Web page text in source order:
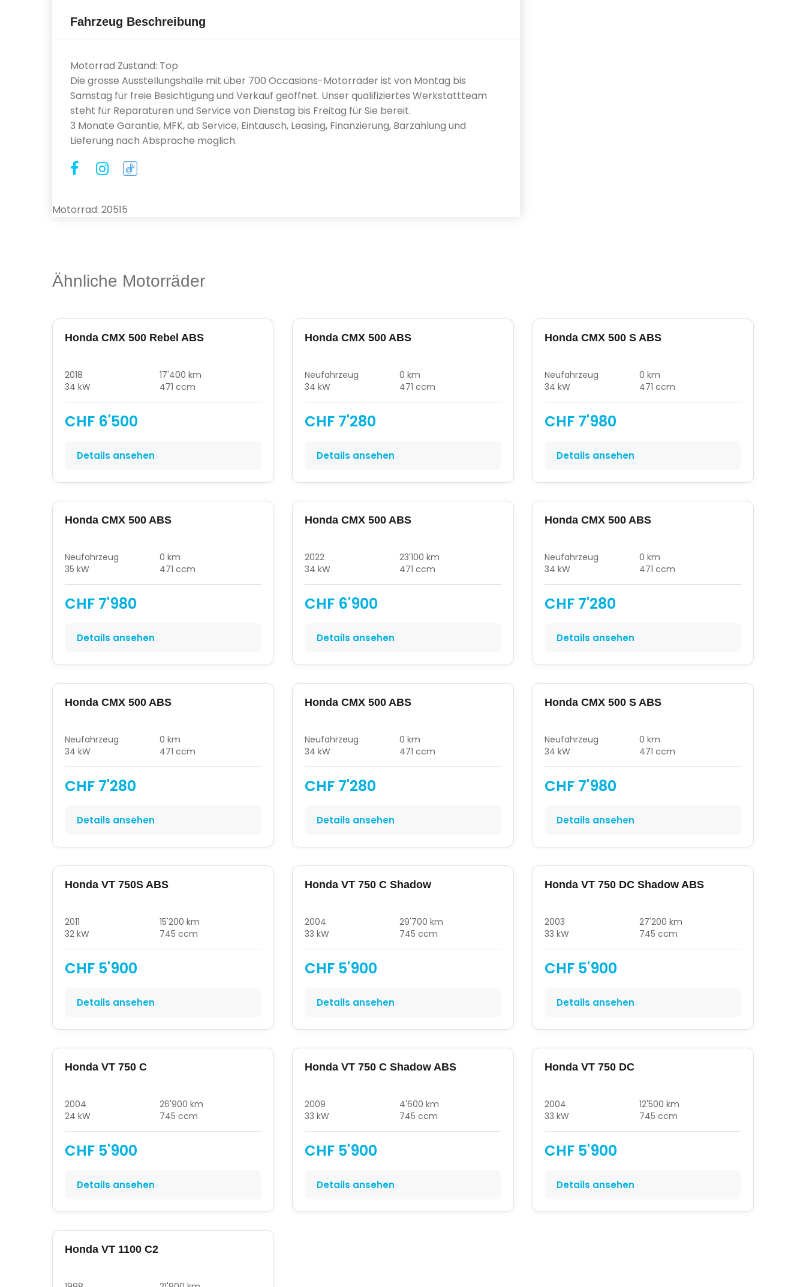
Fahrzeug Beschreibung
Motorrad Zustand: Top
Die grosse Ausstellungshalle mit über 700 Occasions-Motorräder ist von Montag bis
Samstag für freie Besichtigung und Verkauf geöffnet. Unser qualifiziertes Werkstattteam
steht für Reparaturen und Service von Dienstag bis Freitag für Sie bereit.
3 Monate Garantie, MFK, ab Service, Eintausch, Leasing, Finanzierung, Barzahlung und
Lieferung nach Absprache möglich.
Motorrad: 20515
Ähnliche Motorräder
Honda CMX 500 Rebel ABS
2018
17'400 km
34 kW
471 ccm
CHF 6'500
Details ansehen
Honda CMX 500 ABS
Neufahrzeug
0 km
34 kW
471 ccm
CHF 7'280
Details ansehen
Honda CMX 500 S ABS
Neufahrzeug
0 km
34 kW
471 ccm
CHF 7'980
Details ansehen
Honda CMX 500 ABS
Neufahrzeug
0 km
35 kW
471 ccm
CHF 7'980
Details ansehen
Honda CMX 500 ABS
2022
23'100 km
34 kW
471 ccm
CHF 6'900
Details ansehen
Honda CMX 500 ABS
Neufahrzeug
0 km
34 kW
471 ccm
CHF 7'280
Details ansehen
Honda CMX 500 ABS
Neufahrzeug
0 km
34 kW
471 ccm
CHF 7'280
Details ansehen
Honda CMX 500 ABS
Neufahrzeug
0 km
34 kW
471 ccm
CHF 7'280
Details ansehen
Honda CMX 500 S ABS
Neufahrzeug
0 km
34 kW
471 ccm
CHF 7'980
Details ansehen
Honda VT 750S ABS
2011
15'200 km
32 kW
745 ccm
CHF 5'900
Details ansehen
Honda VT 750 C Shadow
2004
29'700 km
33 kW
745 ccm
CHF 5'900
Details ansehen
Honda VT 750 DC Shadow ABS
2003
27'200 km
33 kW
745 ccm
CHF 5'900
Details ansehen
Honda VT 750 C
2004
26'900 km
24 kW
745 ccm
CHF 5'900
Details ansehen
Honda VT 750 C Shadow ABS
2009
4'600 km
33 kW
745 ccm
CHF 5'900
Details ansehen
Honda VT 750 DC
2004
12'500 km
33 kW
745 ccm
CHF 5'900
Details ansehen
Honda VT 1100 C2